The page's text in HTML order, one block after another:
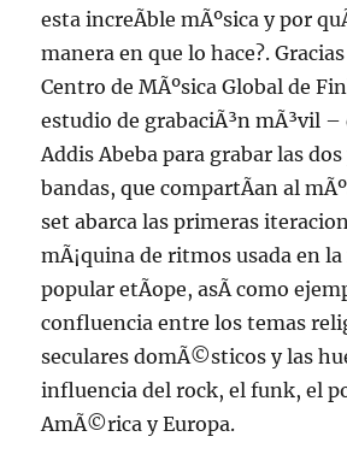
esta increÃ­ble mÃºsica y por
manera en que lo hace?.
Centro de MÃºsica Global de
estudio de grabaciÃ³n mÃ³vil –
Addis Abeba para grabar las
bandas, que compartÃ­an al
set abarca las primeras
mÃ¡quina de ritmos usada en la
popular etÃ­ope, asÃ­ como
confluencia entre los temas
seculares domÃ©sticos y las
influencia del rock, el funk, el
AmÃ©rica y Europa.